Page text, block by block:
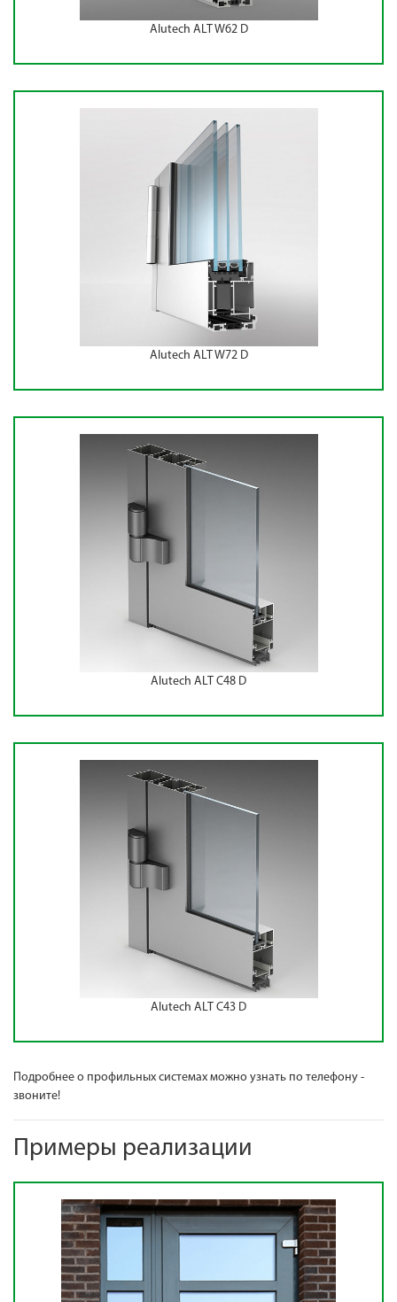
Alutech ALT W62 D
Alutech ALT W72 D
Alutech ALT С48 D
Alutech ALT С43 D
Подробнее о профильных системах можно узнать по телефону -
звоните!
Примеры реализации